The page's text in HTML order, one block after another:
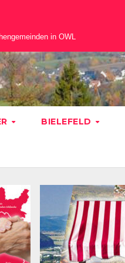
in OWL
BIELEFELD